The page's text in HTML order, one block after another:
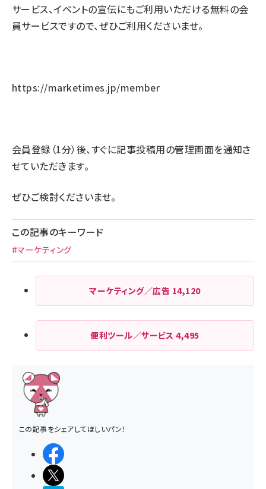
サービス、イベントの宣伝にもご利用いただける無料の会
員サービスですので、ぜひご利用くださいませ。
https://marketimes.jp/member
会員登録（1分）後、すぐに記事投稿用の管理画面を通知さ
せていただきます。
ぜひご検討くださいませ。
この記事のキーワード
#マーケティング
マーケティング／広告 14,120
便利ツール／サービス4,495
この記事をシェアしてほしいパン！